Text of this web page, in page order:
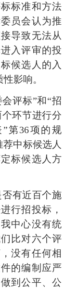
标准和方法
员会认为推
导致无法从
入评审的投
候选人的入
影响。
评标”和“招
环节进行分
第36项的规
中标候选人
标候选人方
有近百个施
行招投标，
中心没有统
比对六个评
没有任何相
的编制应严
到公平、公